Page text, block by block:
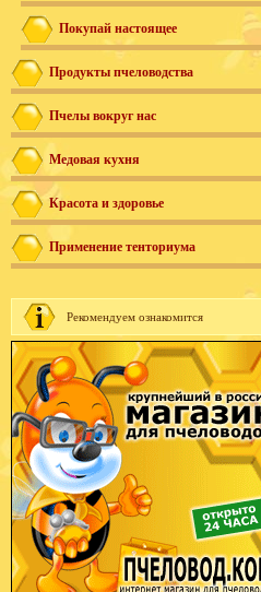
Покупай настоящее
Продукты пчеловодства
Пчелы вокруг нас
Медовая кухня
Красота и здоровье
Применение тенториума
Рекомендуем ознакомится